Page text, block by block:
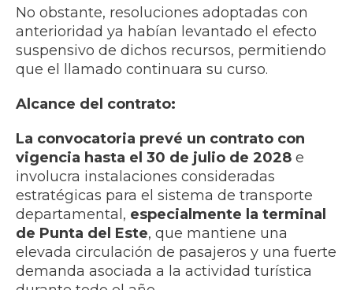
No obstante, resoluciones adoptadas con
anterioridad ya habían levantado el efecto
suspensivo de dichos recursos, permitiendo
que el llamado continuara su curso.
Alcance del contrato:
La convocatoria prevé un contrato con
vigencia hasta el 30 de julio de 2028 e
involucra instalaciones consideradas
estratégicas para el sistema de transporte
departamental, especialmente la terminal
de Punta del Este, que mantiene una
elevada circulación de pasajeros y una fuerte
demanda asociada a la actividad turística